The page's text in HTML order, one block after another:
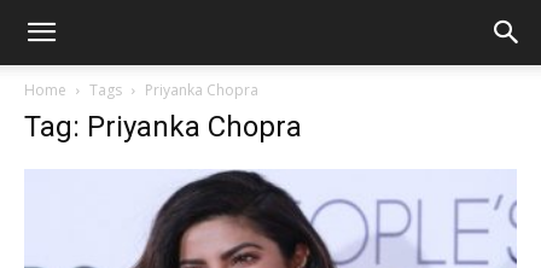
Home Tags Priyanka Chopra
Tag: Priyanka Chopra